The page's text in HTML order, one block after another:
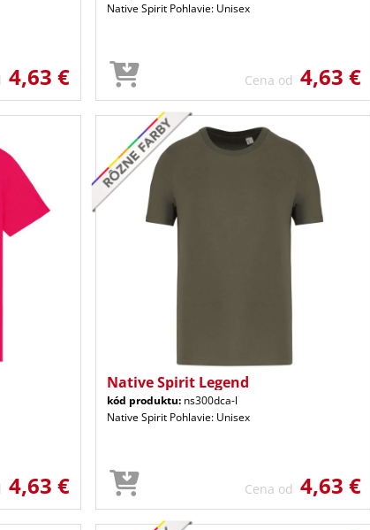
4,63 €
Native Spirit Pohlavie: Unisex
Cena od 4,63 €
4,63 €
Native Spirit Legend
kód produktu: ns300dca-l
Native Spirit Pohlavie: Unisex
Cena od 4,63 €